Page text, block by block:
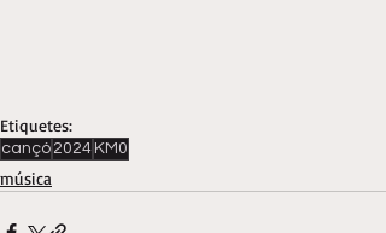
Etiquetes:
cançó 2024 KM0
música